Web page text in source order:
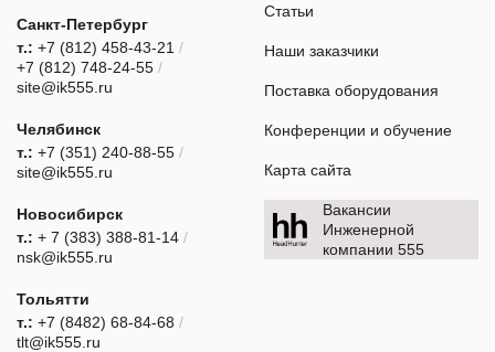
Санкт-Петербург
т.: +7 (812) 458-43-21 /
+7 (812) 748-24-55 /
site@ik555.ru
Челябинск
т.: +7 (351) 240-88-55 /
site@ik555.ru
Новосибирск
т.: + 7 (383) 388-81-14 /
nsk@ik555.ru
Тольятти
т.: +7 (8482) 68-84-68 /
tlt@ik555.ru
Статьи
Наши заказчики
Поставка оборудования
Конференции и обучение
Карта сайта
Вакансии
Инженерной
компании 555